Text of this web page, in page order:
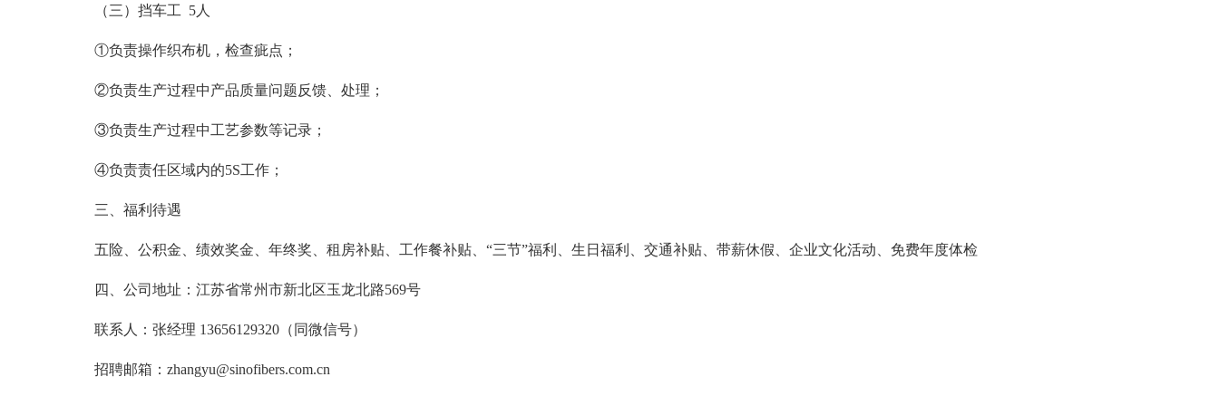
（三）挡车工 5人
①负责操作织布机，检查疵点；
②负责生产过程中产品质量问题反馈、处理；
③负责生产过程中工艺参数等记录；
④负责责任区域内的5S工作；
三、福利待遇
五险、公积金、绩效奖金、年终奖、租房补贴、工作餐补贴、“三节”福利、生日福利、交通补贴、带薪休假、企业文化活动、免费年度体检
四、公司地址：江苏省常州市新北区玉龙北路569号
联系人：张经理 13656129320（同微信号）
招聘邮箱：zhangyu@sinofibers.com.cn